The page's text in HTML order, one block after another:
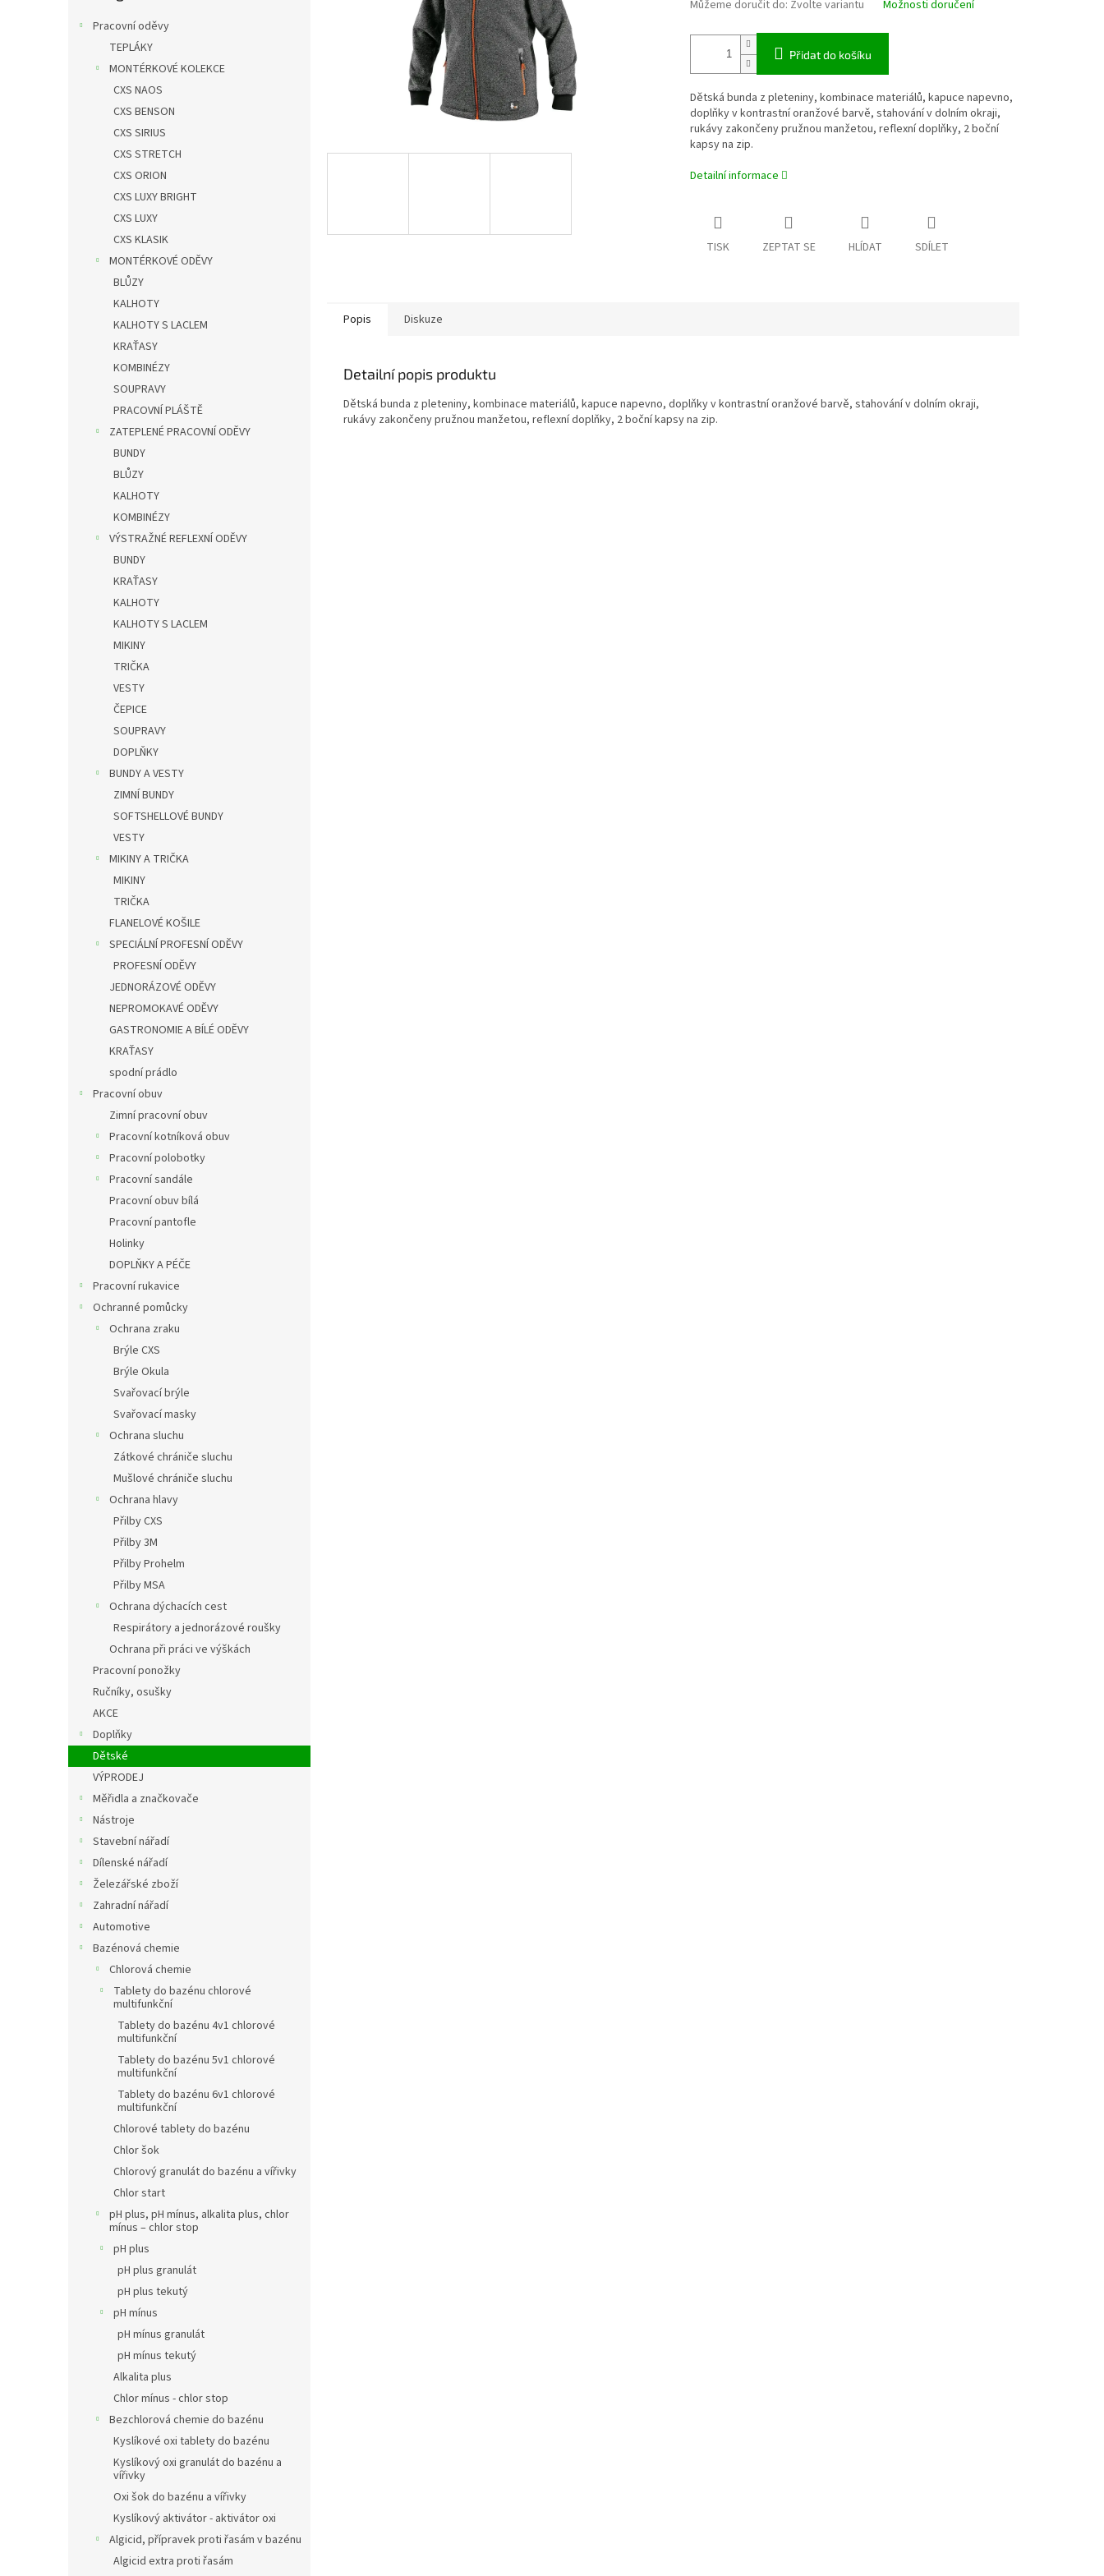
Pracovní oděvy
TEPLÁKY
MONTÉRKOVÉ KOLEKCE
CXS NAOS
CXS BENSON
CXS SIRIUS
CXS STRETCH
CXS ORION
CXS LUXY BRIGHT
CXS LUXY
CXS KLASIK
MONTÉRKOVÉ ODĚVY
BLŮZY
KALHOTY
KALHOTY S LACLEM
KRAŤASY
KOMBINÉZY
SOUPRAVY
PRACOVNÍ PLÁŠTĚ
ZATEPLENÉ PRACOVNÍ ODĚVY
BUNDY
BLŮZY
KALHOTY
KOMBINÉZY
VÝSTRAŽNÉ REFLEXNÍ ODĚVY
BUNDY
KRAŤASY
KALHOTY
KALHOTY S LACLEM
MIKINY
TRIČKA
VESTY
ČEPICE
SOUPRAVY
DOPLŇKY
BUNDY A VESTY
ZIMNÍ BUNDY
SOFTSHELLOVÉ BUNDY
VESTY
MIKINY A TRIČKA
MIKINY
TRIČKA
FLANELOVÉ KOŠILE
SPECIÁLNÍ PROFESNÍ ODĚVY
PROFESNÍ ODĚVY
JEDNORÁZOVÉ ODĚVY
NEPROMOKAVÉ ODĚVY
GASTRONOMIE A BÍLÉ ODĚVY
KRAŤASY
spodní prádlo
Pracovní obuv
Zimní pracovní obuv
Pracovní kotníková obuv
Pracovní polobotky
Pracovní sandále
Pracovní obuv bílá
Pracovní pantofle
Holinky
DOPLŇKY A PÉČE
Pracovní rukavice
Ochranné pomůcky
Ochrana zraku
Brýle CXS
Brýle Okula
Svařovací brýle
Svařovací masky
Ochrana sluchu
Zátkové chrániče sluchu
Mušlové chrániče sluchu
Ochrana hlavy
Přilby CXS
Přilby 3M
Přilby Prohelm
Přilby MSA
Ochrana dýchacích cest
Respirátory a jednorázové roušky
Ochrana při práci ve výškách
Pracovní ponožky
Ručníky, osušky
AKCE
Doplňky
Dětské
VÝPRODEJ
Měřidla a značkovače
Nástroje
Stavební nářadí
Dílenské nářadí
Železářské zboží
Zahradní nářadí
Automotive
Bazénová chemie
Chlorová chemie
Tablety do bazénu chlorové
multifunkční
Tablety do bazénu 4v1 chlorové
multifunkční
Tablety do bazénu 5v1 chlorové
multifunkční
Tablety do bazénu 6v1 chlorové
multifunkční
Chlorové tablety do bazénu
Chlor šok
Chlorový granulát do bazénu a vířivky
Chlor start
pH plus, pH mínus, alkalita plus, chlor
mínus – chlor stop
pH plus
pH plus granulát
pH plus tekutý
pH mínus
pH mínus granulát
pH mínus tekutý
Alkalita plus
Chlor mínus - chlor stop
Bezchlorová chemie do bazénu
Kyslíkové oxi tablety do bazénu
Kyslíkový oxi granulát do bazénu a
vířivky
Oxi šok do bazénu a vířivky
Kyslíkový aktivátor - aktivátor oxi
Algicid, přípravek proti řasám v bazénu
Algicid extra proti řasám
Můžeme doručit do: Zvolte variantu Možnosti doručení
Přidat do košíku
Dětská bunda z pleteniny, kombinace materiálů, kapuce napevno,
doplňky v kontrastní oranžové barvě, stahování v dolním okraji,
rukávy zakončeny pružnou manžetou, reflexní doplňky, 2 boční
kapsy na zip.
Detailní informace
TISK ZEPTAT SE HLÍDAT SDÍLET
Popis Diskuze
Detailní popis produktu
Dětská bunda z pleteniny, kombinace materiálů, kapuce napevno, doplňky v kontrastní oranžové barvě, stahování v dolním okraji,
rukávy zakončeny pružnou manžetou, reflexní doplňky, 2 boční kapsy na zip.